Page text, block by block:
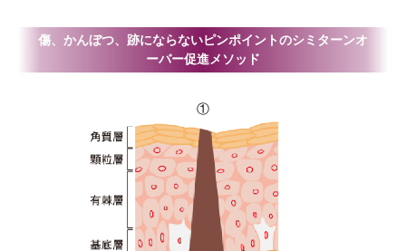
傷、かんぼつ、跡にならないピンポイントのシミターンオ
ーバー促進メソッド
①